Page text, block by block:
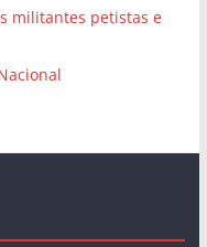
militantes petistas e